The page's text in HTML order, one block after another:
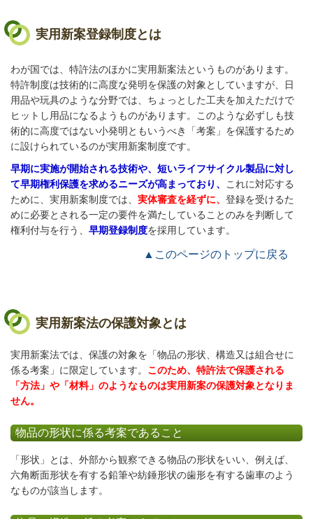
実用新案登録制度とは
わが国では、特許法のほかに実用新案法というものがあります。
特許制度は技術的に高度な発明を保護の対象としていますが、日
用品や玩具のような分野では、ちょっとした工夫を加えただけで
ヒットし用品になるようものがあります。このような必ずしも技
術的に高度ではない小発明ともいうべき「考案」を保護するため
に設けられているのが実用新案制度です。
早期に実施が開始される技術や、短いライフサイクル製品に対し
て早期権利保護を求めるニーズが高まっており、
これに対応する
ために、実用新案制度では、 実体審査を経ずに、 登録を受けるた
めに必要とされる一定の要件を満たしていることのみを判断して
権利付与を行う、 早期登録制度を採用しています。
▲このページのトップに戻る
実用新案法の保護対象とは
実用新案法では、保護の対象を「物品の形状、構造又は組合せに
係る考案」に限定しています。 このため、特許法で保護される
「方法」や「材料」のようなものは実用新案の保護対象となりま
せん。
物品の形状に係る考案であること
「形状」とは、外部から観察できる物品の形状をいい、例えば、
六角断面形状を有する鉛筆や紡錘形状の歯形を有する歯車のよう
なものが該当します。